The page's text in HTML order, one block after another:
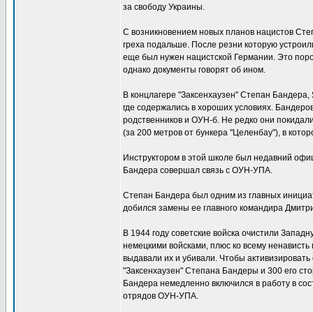
за свободу Украины.
С возникновением новых планов нацистов
греха подальше. После резни которую
еще был нужен нацистской Германии. Это
однако документы говорят об ином.
В концлагере "Заксенхаузен" Степан
где содержались в хороших условиях.
родственников и ОУН-б. Не редко они
(за 200 метров от бункера "Целенбау"), в
Инструктором в этой школе был недавний
Бандера совершал связь с ОУН-УПА.
Степан Бандера был одним из главных
добился замены ее главного командира
В 1944 году советские войска очистили
немецкими войсками, плюс ко всему
выдавали их и убивали. Чтобы
"Заксенхаузен" Степана Бандеры и 300 его
Бандера немедленно включился в работу в
отрядов ОУН-УПА.